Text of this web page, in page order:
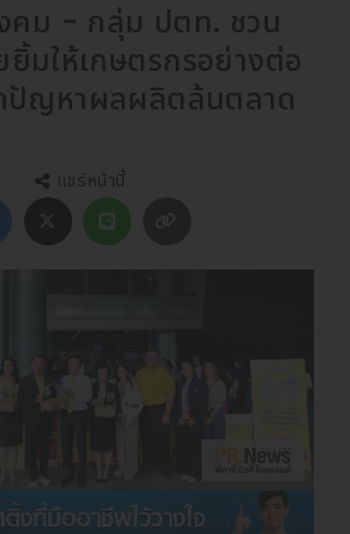
คม - กลุ่ม ปตท. ชวน
มให้เกษตรกรอย่างต่อ
ปัญหาผลผลิตล้นตลาด
แชร์หน้านี้